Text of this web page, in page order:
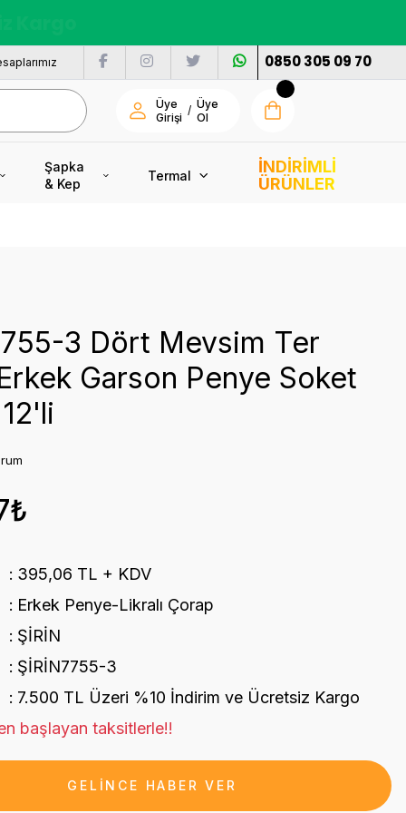
0850 305 09 70
Üye
Girişi
/ Üye
Ol
Şapka
& Kep
Termal
İNDİRİMLİ
ÜRÜNLER
3 Dört Mevsim Ter
Garson Penye Soket
395,06 TL + KDV
Erkek Penye-Likralı Çorap
ŞİRİN
ŞİRİN7755-3
7.500 TL Üzeri %10 İndirim ve Ücretsiz Kargo
başlayan taksitlerle!!
GELİNCE HABER VER